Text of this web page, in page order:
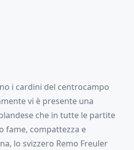
i cardini del centrocampo
vi è presente una
che in tutte le partite
fame, compattezza e
lo svizzero Remo Freuler